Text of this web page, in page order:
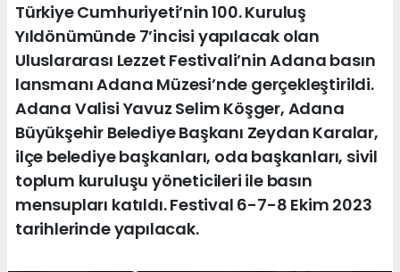
Türkiye Cumhuriyeti’nin 100. Kuruluş
Yıldönümünde 7’incisi yapılacak olan
Uluslararası Lezzet Festivali’nin Adana basın
lansmanı Adana Müzesi’nde gerçekleştirildi.
Adana Valisi Yavuz Selim Köşger, Adana
Büyükşehir Belediye Başkanı Zeydan Karalar,
ilçe belediye başkanları, oda başkanları, sivil
toplum kuruluşu yöneticileri ile basın
mensupları katıldı. Festival 6-7-8 Ekim 2023
tarihlerinde yapılacak.